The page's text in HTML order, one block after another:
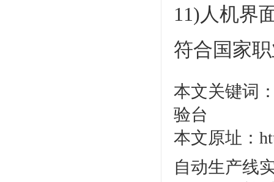
11)人机界
符合国家
本文关键词
验台
本文原址：
自动生产线